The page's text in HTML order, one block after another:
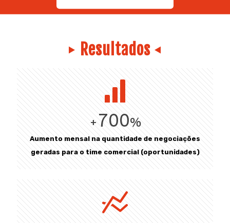
Resultados
+700%
Aumento mensal na quantidade de negociações
geradas para o time comercial (oportunidades)